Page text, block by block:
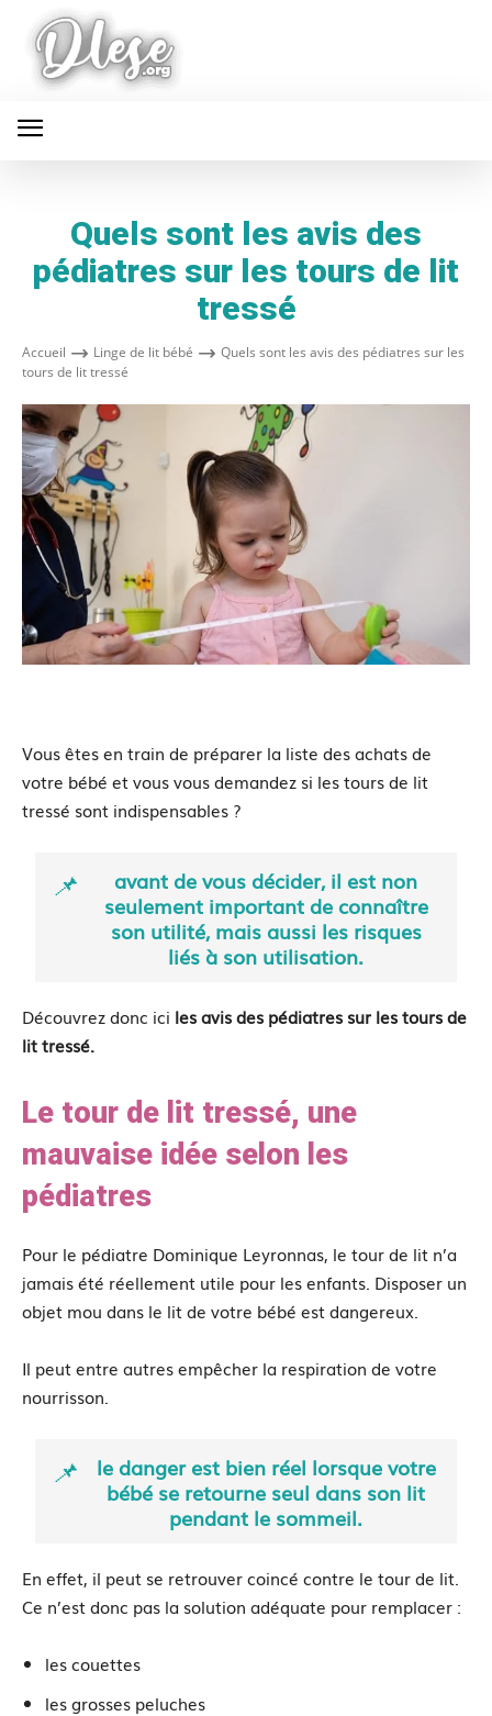
Quels sont les avis des
pédiatres sur les tours de lit
tressé
Accueil Linge de lit bébé
Quels sont les avis des pédiatres sur les
tours de lit tressé
Vous êtes en train de préparer la liste des achats de
votre bébé et vous vous demandez si les tours de lit
tressé sont indispensables ?
avant de vous décider, il est non
seulement important de connaître
son utilité, mais aussi les risques
liés à son utilisation.
Découvrez donc ici les avis des pédiatres sur les tours de
lit tressé.
Le tour de lit tressé, une
mauvaise idée selon les
pédiatres
Pour le pédiatre Dominique Leyronnas, le tour de lit n’a
jamais été réellement utile pour les enfants. Disposer un
objet mou dans le lit de votre bébé est dangereux.
Il peut entre autres empêcher la respiration de votre
nourrisson.
le danger est bien réel lorsque votre
bébé se retourne seul dans son lit
pendant le sommeil.
En effet, il peut se retrouver coincé contre le tour de lit.
Ce n’est donc pas la solution adéquate pour remplacer :
les couettes
les grosses peluches